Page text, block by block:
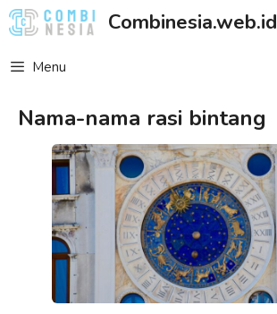
Skip
to
Combinesia.web.id
Menu
Nama-nama rasi bintang